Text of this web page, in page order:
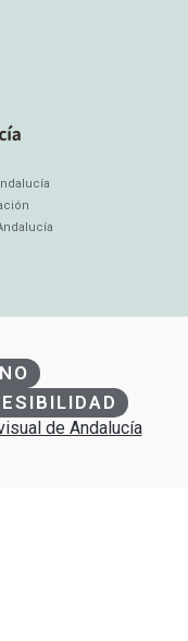
de Andalucía